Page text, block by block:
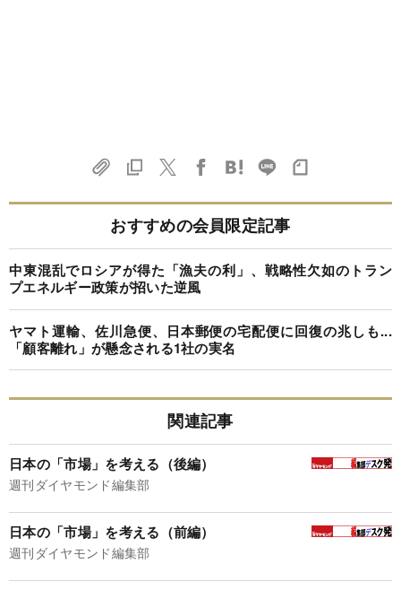
おすすめの会員限定記事
中東混乱でロシアが得た「漁夫の利」、戦略性欠如のトラン
プエネルギー政策が招いた逆風
ヤマト運輸、佐川急便、日本郵便の宅配便に回復の兆しも...
「顧客離れ」が懸念される1社の実名
関連記事
日本の「市場」を考える（後編）
週刊ダイヤモンド編集部
日本の「市場」を考える（前編）
週刊ダイヤモンド編集部